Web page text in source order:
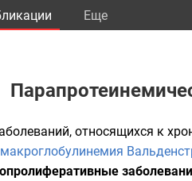
Eще
относящихся к
макроглобулинемия